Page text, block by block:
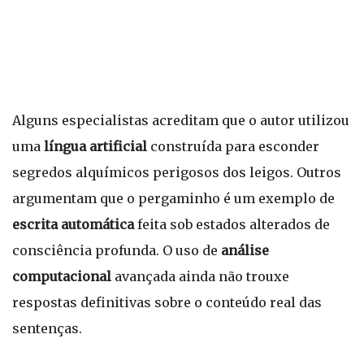
Alguns especialistas acreditam que o autor utilizou
uma língua artificial construída para esconder
segredos alquímicos perigosos dos leigos. Outros
argumentam que o pergaminho é um exemplo de
escrita automáticafeita sob estados alterados de
consciência profunda. O uso de análise
computacional avançada ainda não trouxe
respostas definitivas sobre o conteúdo real das
sentenças.